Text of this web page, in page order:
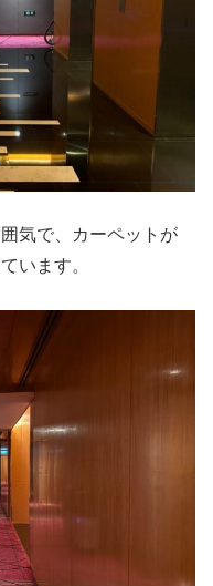
気で、カーペットが
います。